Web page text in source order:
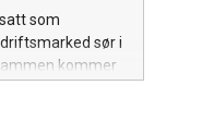
som
sør i
kommer